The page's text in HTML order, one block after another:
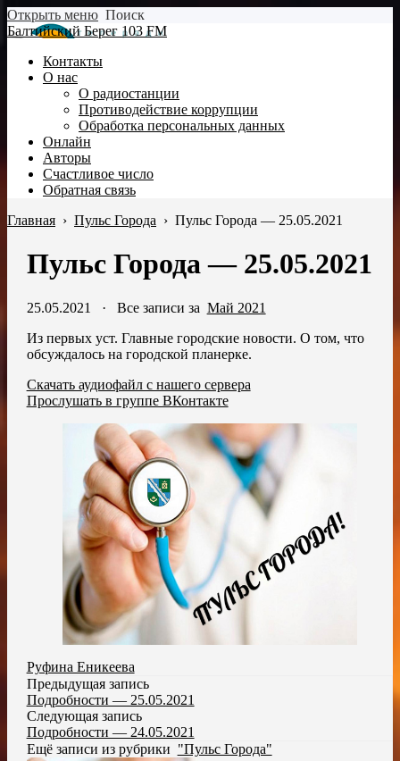
Открыть меню Поиск
Балтийский Берег 103 FM
Контакты
О нас
О радиостанции
Противодействие коррупции
Обработка персональных данных
Онлайн
Авторы
Счастливое число
Обратная связь
Главная › Пульс Города › Пульс Города — 25.05.2021
Пульс Города — 25.05.2021
25.05.2021 · Все записи за Май 2021
Из первых уст. Главные городские новости. О том, что
обсуждалось на городской планерке.
Скачать аудиофайл с нашего сервера
Прослушать в группе ВКонтакте
Руфина Еникеева
Предыдущая запись
Подробности — 25.05.2021
Следующая запись
Подробности — 24.05.2021
Ещё записи из рубрики "Пульс Города"